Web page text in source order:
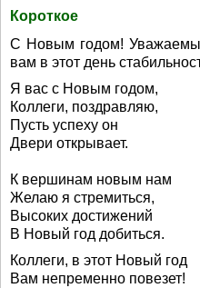
Короткое
С Новым годом!
вам в этот день
Я вас с Новым годом,
Коллеги, поздравляю,
Пусть успеху он
Двери открывает.
К вершинам новым нам
Желаю я стремиться,
Высоких достижений
В Новый год добиться.
Коллеги, в этот Новый год
Вам непременно повезет!